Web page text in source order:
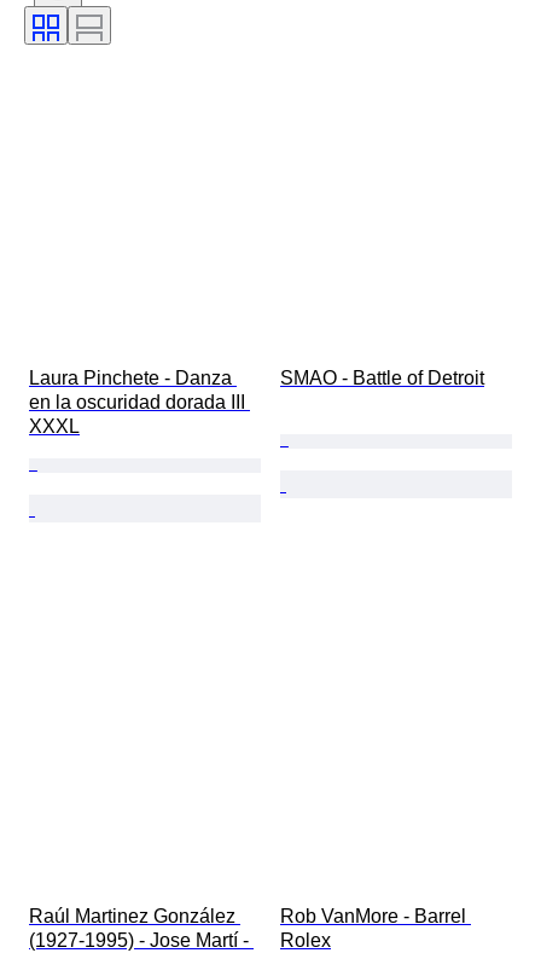
Laura Pinchete - Danza
en la oscuridad dorada III
XXXL
SMAO - Battle of Detroit
Raúl Martinez González
(1927-1995) - Jose Martí -
Rob VanMore - Barrel
Rolex